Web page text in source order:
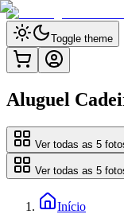
Toggle theme
Aluguel
Ver todas as 5
Ver todas as 5
Início